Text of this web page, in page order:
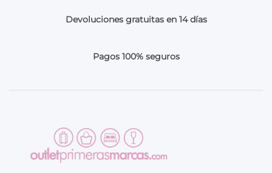
Devoluciones gratuitas en 14 días
Pagos 100% seguros